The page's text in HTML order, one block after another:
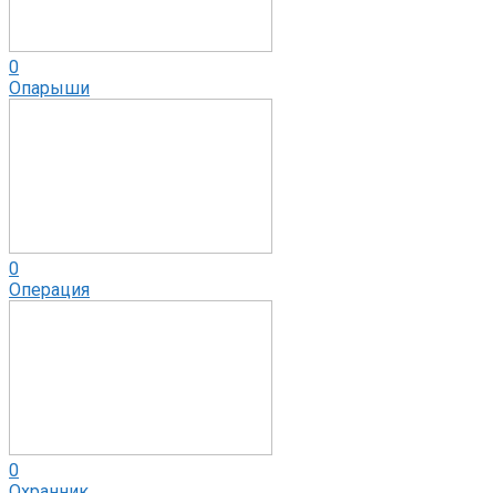
0
Опарыши
0
Операция
0